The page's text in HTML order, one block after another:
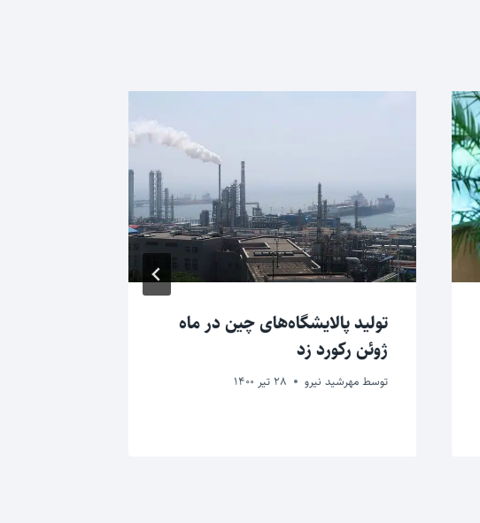
تولید پالایشگاه‌های چین در ماه
ژوئن رکورد زد
توسط مهرشید نیرو 28 تیر 1400